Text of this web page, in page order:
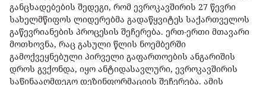
განცხადებების შედეგი, რომ ევროკავშირის 27 წევრი
სახელმწიფოს ლიდერებმა გადაწყვიტეს საქართველოს
გაწევრიანების პროცესის შეჩერება. ერთ-ერთი მთავარი
მოთხოვნა, რაც გასული წლის ნოემბერში
გამოქვეყნებული პირველი გაფართოების ანგარიშის
დროს გვქონდა, იყო ანტიდასავლური, ევროკავშირის
საწინააღმდეგო დეზინფორმაციის შეჩერება. ამის